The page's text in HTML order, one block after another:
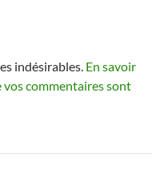
indésirables. En savoir
vos commentaires sont